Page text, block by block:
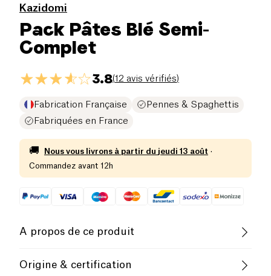
Kazidomi
Pack Pâtes Blé Semi-
Complet
3.8(12 avis vérifiés)
Fabrication Française
Pennes & Spaghettis
Fabriquées en France
🚚 Nous vous livrons à partir du jeudi 13 août ·
Commandez avant 12h
A propos de ce produit
complète de blé dur Kazidomi !
Origine & certification